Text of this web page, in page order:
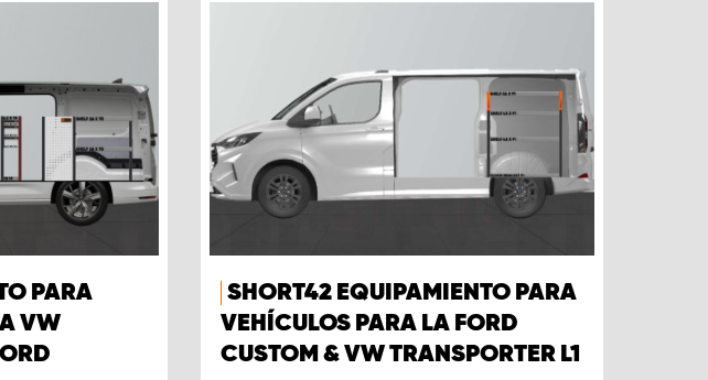
PARA
VW
SHORT42 EQUIPAMIENTO PARA
VEHÍCULOS PARA LA FORD
CUSTOM & VW TRANSPORTER L1